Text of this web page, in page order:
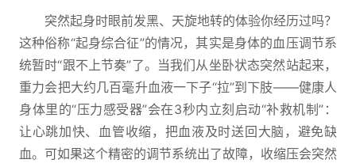
突然起身时眼前发黑、天旋地转的体验你经历过吗？
这种俗称“起身综合征”的情况，其实是身体的血压调节系
统暂时“跟不上节奏”了。当我们从坐卧状态突然站起来，
重力会把大约几百毫升血液一下子“拉”到下肢——健康人
身体里的“压力感受器”会在3秒内立刻启动“补救机制”：
让心跳加快、血管收缩，把血液及时送回大脑，避免缺
血。可如果这个精密的调节系统出了故障，收缩压会突然